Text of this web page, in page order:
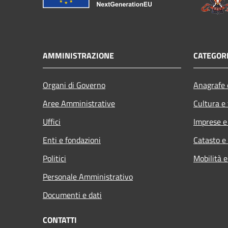
AMMINISTRAZIONE
Organi di Governo
Aree Amministrative
Uffici
Enti e fondazioni
Politici
Personale Amministrativo
Documenti e dati
Cultura
Imprese
Catasto
Mobilità
CONTATTI